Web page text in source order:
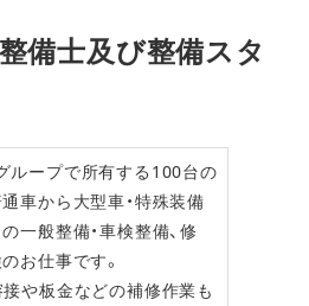
整備士及び整備スタ
ループで所有する100台の
通車から大型車・特殊装備
一般整備・車検整備、修
お仕事です。
接や板金などの補修作業も